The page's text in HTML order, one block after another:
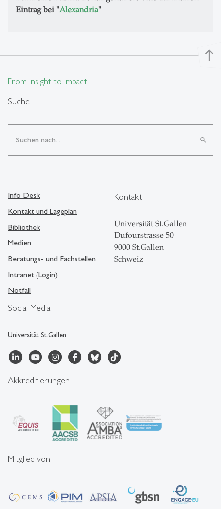
Eintrag bei "Alexandria"
north
From insight to impact.
Suche
search
Social Media
Universität St.Gallen
Info Desk
Kontakt und Lageplan
Bibliothek
Medien
Beratungs- und Fachstellen
Intranet (Login)
Notfall
Kontakt
Universität St.Gallen
Dufourstrasse 50
9000 St.Gallen
Schweiz
Akkreditierungen
Mitglied von